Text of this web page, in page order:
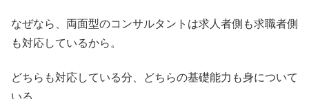
なぜなら、両面型のコンサルタントは求人者側も求職者側
も対応しているから。
どちらも対応している分、どちらの基礎能力も身について
いる。